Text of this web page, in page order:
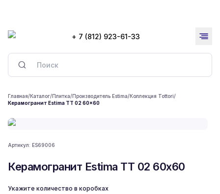
+ 7 (812) 923-61-33
Главная/Каталог/Плитка/Производитель Estima/Коллекция Tottori/
Керамогранит Estima TT 02 60x60
Артикул: ES69006
Керамогранит Estima TT 02 60x60
Укажите количество в коробках